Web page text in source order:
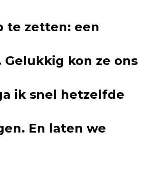
te zetten: een
kon ze ons
ik snel hetzelfde
En laten we